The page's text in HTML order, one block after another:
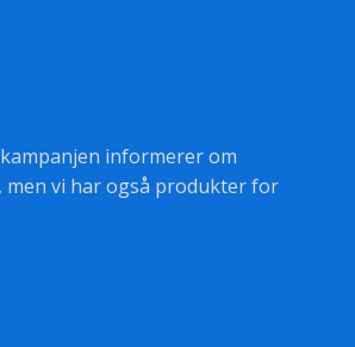
informerer om
men vi har også produkter for